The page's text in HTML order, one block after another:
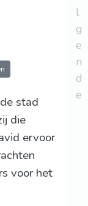
stad
die
ervoor
voor het
l
g
e
n
d
e